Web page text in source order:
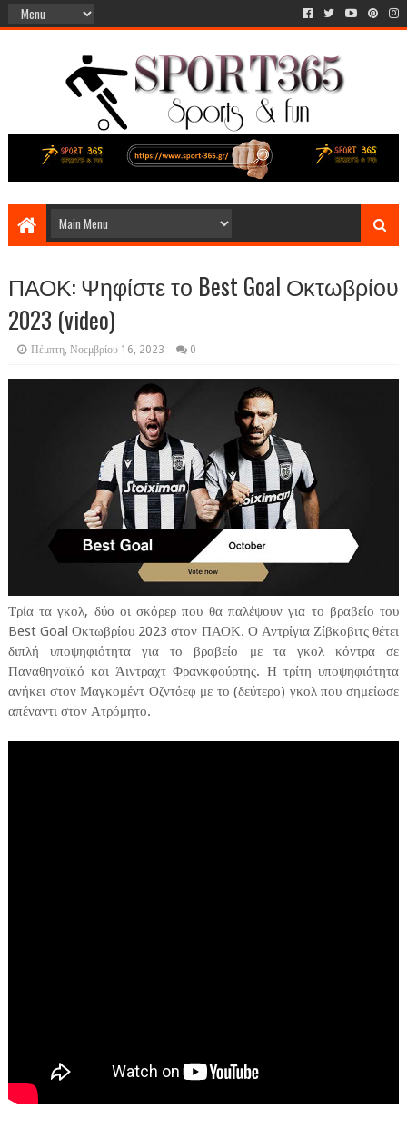
ΠΑΟΚ: Ψηφίστε το Best Goal Οκτωβρίου
2023 (video)
Πέμπτη, Νοεμβρίου 16, 2023 0
Τρία τα γκολ, δύο οι σκόρερ που θα παλέψουν για το βραβείο του
Best Goal Οκτωβρίου 2023 στον ΠΑΟΚ. Ο Αντρίγια Ζίβκοβιτς θέτει
διπλή υποψηφιότητα για το βραβείο με τα γκολ κόντρα σε
Παναθηναϊκό και Άιντραχτ Φρανκφούρτης. Η τρίτη υποψηφιότητα
ανήκει στον Μαγκομέντ Οζντόεφ με το (δεύτερο) γκολ που σημείωσε
απέναντι στον Ατρόμητο.